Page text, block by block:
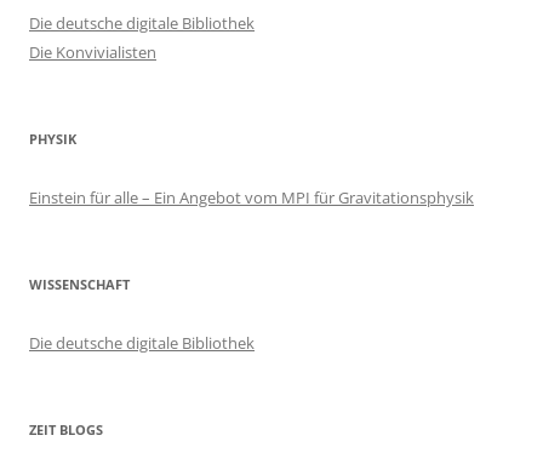
Die deutsche digitale Bibliothek
Die Konvivialisten
PHYSIK
Einstein für alle – Ein Angebot vom MPI für Gravitationsphysik
WISSENSCHAFT
Die deutsche digitale Bibliothek
ZEIT BLOGS